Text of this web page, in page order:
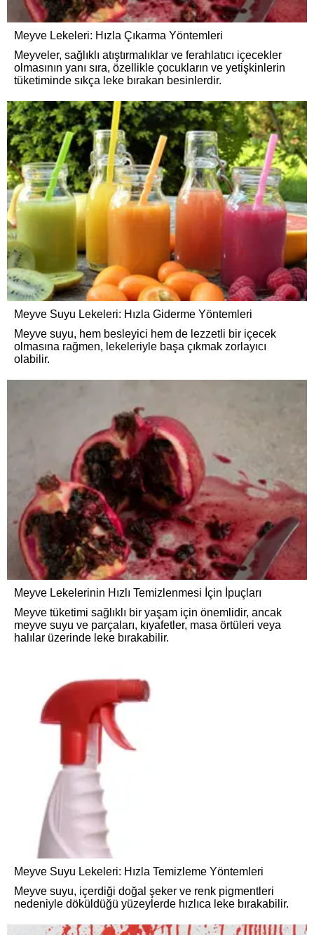
Meyve Lekeleri: Hızla Çıkarma Yöntemleri
Meyveler, sağlıklı atıştırmalıklar ve ferahlatıcı içecekler
olmasının yanı sıra, özellikle çocukların ve yetişkinlerin
tüketiminde sıkça leke bırakan besinlerdir.
Meyve Suyu Lekeleri: Hızla Giderme Yöntemleri
Meyve suyu, hem besleyici hem de lezzetli bir içecek
olmasına rağmen, lekeleriyle başa çıkmak zorlayıcı
olabilir.
Meyve Lekelerinin Hızlı Temizlenmesi İçin İpuçları
Meyve tüketimi sağlıklı bir yaşam için önemlidir, ancak
meyve suyu ve parçaları, kıyafetler, masa örtüleri veya
halılar üzerinde leke bırakabilir.
Meyve Suyu Lekeleri: Hızla Temizleme Yöntemleri
Meyve suyu, içerdiği doğal şeker ve renk pigmentleri
nedeniyle döküldüğü yüzeylerde hızlıca leke bırakabilir.